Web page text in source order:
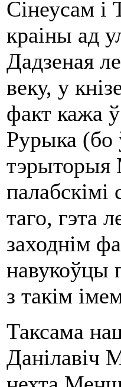
Сінеусам і
краіны ад
Дадзеная
веку, у
факт кажа
Рурыка (бо
тэрыторыя
таго, гэта
заходнім
навукоўцы
з такім
Таксама
Данілавіч